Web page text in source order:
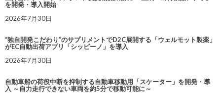
を開発・導入開始
2026年7月30日
“独自開発こだわり”のサプリメントでD2C展開する「ウェルモット製薬」
がEC自動出荷アプリ「シッピーノ」を導入
2026年7月30日
自動車船の荷役中断を抑制する自動車移動用「スケーター」を開発・導
入 ～自力走行できない車両を約5分で移動可能に～